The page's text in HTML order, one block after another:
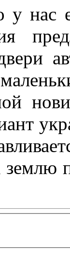
у нас
землю